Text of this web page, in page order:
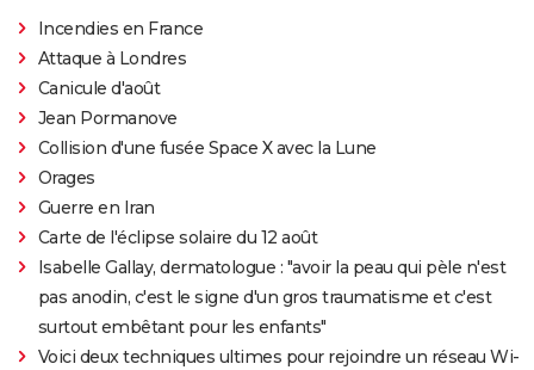
Incendies en France
Attaque à Londres
Canicule d'août
Jean Pormanove
Collision d'une fusée Space X avec la Lune
Orages
Guerre en Iran
Carte de l'éclipse solaire du 12 août
Isabelle Gallay, dermatologue : "avoir la peau qui pèle n'est
pas anodin, c'est le signe d'un gros traumatisme et c'est
surtout embêtant pour les enfants"
Voici deux techniques ultimes pour rejoindre un réseau Wi-